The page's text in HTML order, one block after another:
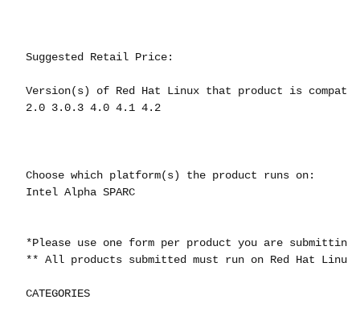
Suggested Retail Price:
Version(s) of Red Hat Linux that product is
2.0 3.0.3 4.0 4.1 4.2
Choose which platform(s) the product runs on:
Intel Alpha SPARC
*Please use one form per product you are submitting.
** All products submitted must run on Red Hat Linux.
CATEGORIES